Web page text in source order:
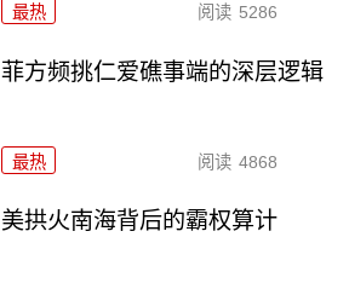
最热 阅读 5286
菲方频挑仁爱礁事端的深层逻辑
最热 阅读 4868
美拱火南海背后的霸权算计